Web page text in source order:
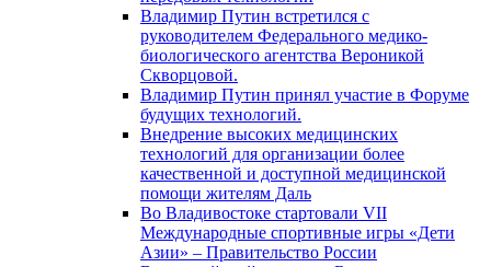
Владимир Путин встретился с
руководителем Федерального медико-
биологического агентства Вероникой
Скворцовой.
Владимир Путин принял участие в Форуме
будущих технологий.
Внедрение высоких медицинских
технологий для организации более
качественной и доступной медицинской
помощи жителям Даль
Во Владивостоке стартовали VII
Международные спортивные игры «Дети
Азии» – Правительство России